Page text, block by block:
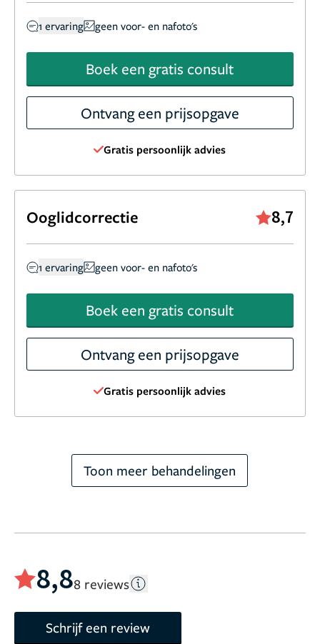
1 ervaring geen voor- en nafoto's
Boek een gratis consult
Ontvang een prijsopgave
Gratis persoonlijk advies
Ooglidcorrectie 8,7
1 ervaring geen voor- en nafoto's
Boek een gratis consult
Ontvang een prijsopgave
Gratis persoonlijk advies
Toon meer behandelingen
8,88 reviews
Schrijf een review